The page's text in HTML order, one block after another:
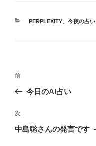
カ
PERPLEXITY、 今夜の占い
投
ビ
ゲ
前
の
稿
前
今日のAI占い
次
の
次
中島聡さんの発言です